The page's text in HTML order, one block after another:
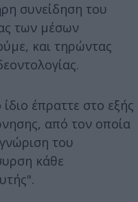
συνείδηση του
των μέσων
και τηρώντας
έπραττε στο εξής
από τον οποία
του
κάθε